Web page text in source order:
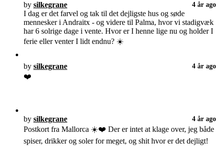
by silkegrane 4 år ago
I dag er det farvel og tak til det dejligste hus og søde
mennesker i Andraitx - og videre til Palma, hvor vi stadigvæk
har 6 solrige dage i vente. Hvor er I henne lige nu og holder I
ferie eller venter I lidt endnu? ☀️
by silkegrane 4 år ago
❤️
by silkegrane 4 år ago
Postkort fra Mallorca ☀️❤️ Der er intet at klage over, jeg både
spiser, drikker og soler for meget, og shit hvor er det dejligt!